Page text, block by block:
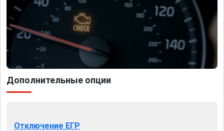
Дополнительные опции
Отключение ЕГР